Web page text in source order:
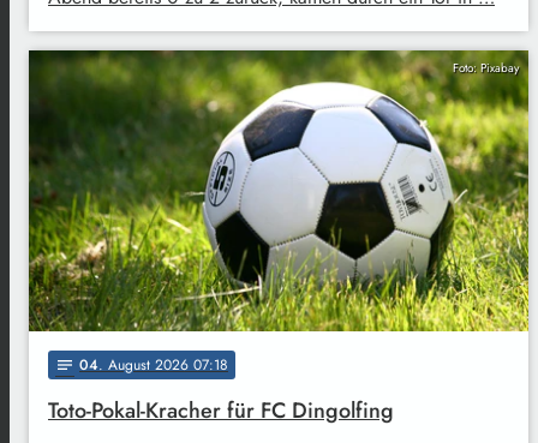
Foto: Pixabay
notes 04. August 2026 07:18
Toto-Pokal-Kracher für FC Dingolfing